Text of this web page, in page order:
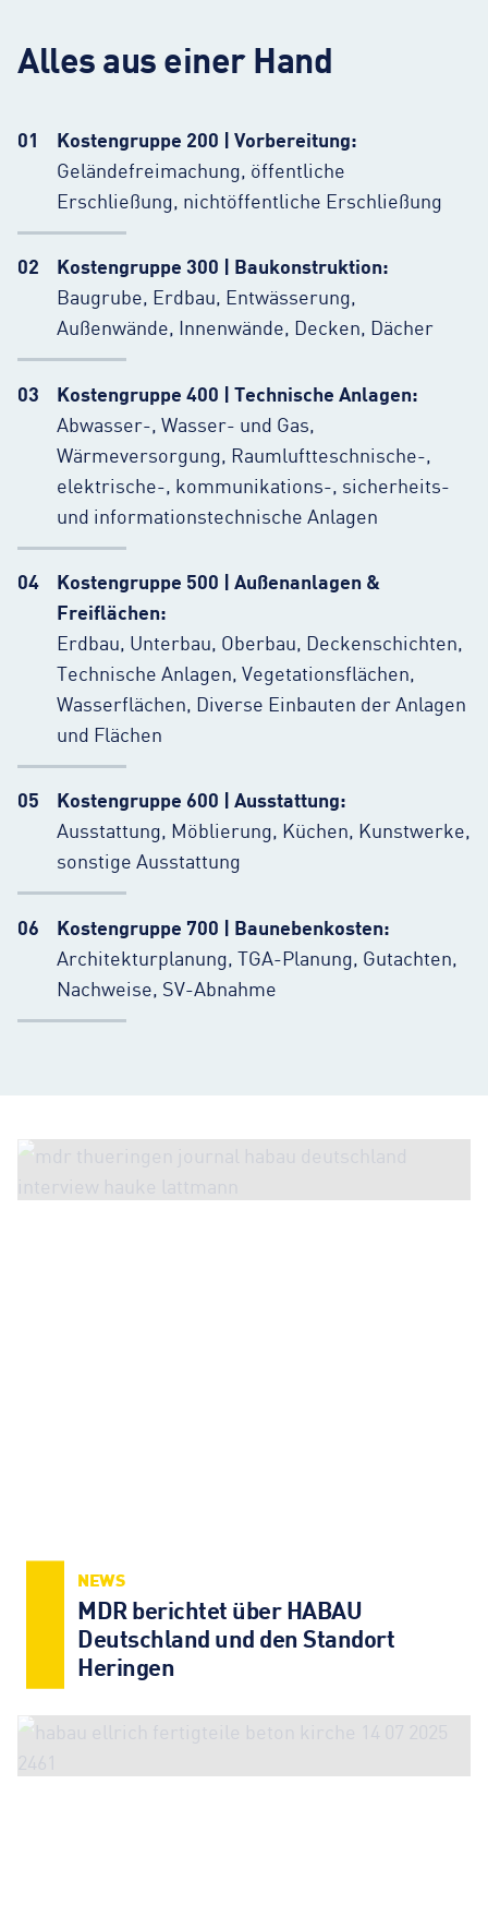
Alles aus einer Hand
Kostengruppe 200 | Vorbereitung:
Geländefreimachung, öffentliche
Erschließung, nichtöffentliche Erschließung
Kostengruppe 300 | Baukonstruktion:
Baugrube, Erdbau, Entwässerung,
Außenwände, Innenwände, Decken, Dächer
Kostengruppe 400 | Technische Anlagen:
Abwasser-, Wasser- und Gas,
Wärmeversorgung, Raumluftteschnische-,
elektrische-, kommunikations-, sicherheits-
und informationstechnische Anlagen
Kostengruppe 500 | Außenanlagen &
Freiflächen:
Erdbau, Unterbau, Oberbau, Deckenschichten,
Technische Anlagen, Vegetationsflächen,
Wasserflächen, Diverse Einbauten der Anlagen
und Flächen
Kostengruppe 600 | Ausstattung:
Ausstattung, Möblierung, Küchen, Kunstwerke,
sonstige Ausstattung
Kostengruppe 700 | Baunebenkosten:
Architekturplanung, TGA-Planung, Gutachten,
Nachweise, SV-Abnahme
NEWS
MDR berichtet über HABAU
Deutschland und den Standort
Heringen